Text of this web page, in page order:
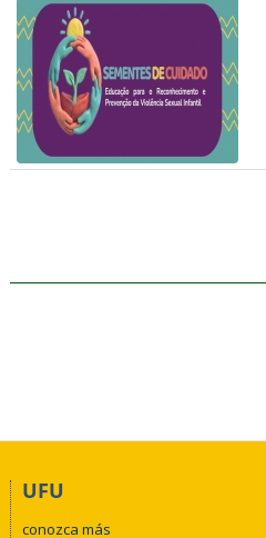
UFU
conozca más